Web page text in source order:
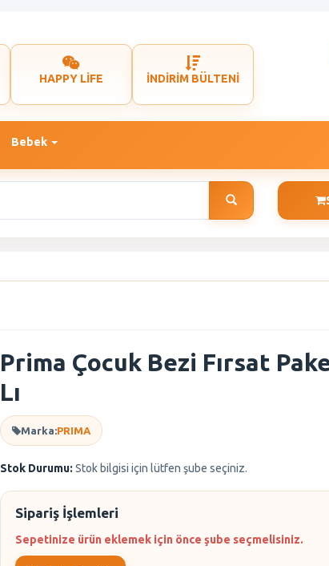
HAPPY LİFE İNDİRİM BÜLTENİ
Bebek
Prima Çocuk Bezi Fırsat
Lı
Marka:PRIMA
Stok Durumu: Stok bilgisi için lütfen şube seçiniz.
Sipariş İşlemleri
Sepetinize ürün eklemek için önce şube seçmelisiniz.